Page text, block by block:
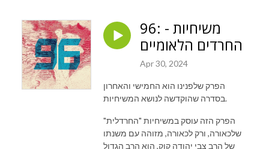
96: משיחיות -
החרדים הלאומיים
Apr 30, 2024
הפרק שלפנינו הוא החמישי והאחרון
בסדרה שהוקדשה לנושא המשיחיות.
הפרק הזה עוסק במשיחיות "החרדלית"
שלכאורה, ורק לכאורה, מזוהה עם משנתו
של הרב צבי יהודה קוק, הוא הרב הגדול